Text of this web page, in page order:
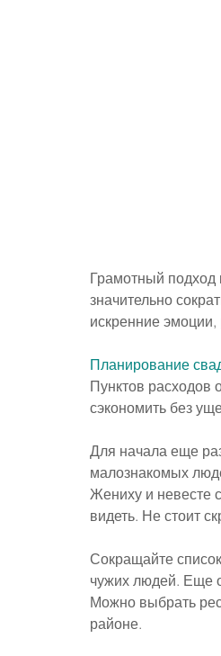
Грамотный
значительно
искренние эмоции,
Планирование
Пунктов
сэкономить без
Для начала еще
малознакомых
Жениху и невесте
видеть. Не стоит
Сокращайте
чужих людей. Еще
Можно выбрать
районе.